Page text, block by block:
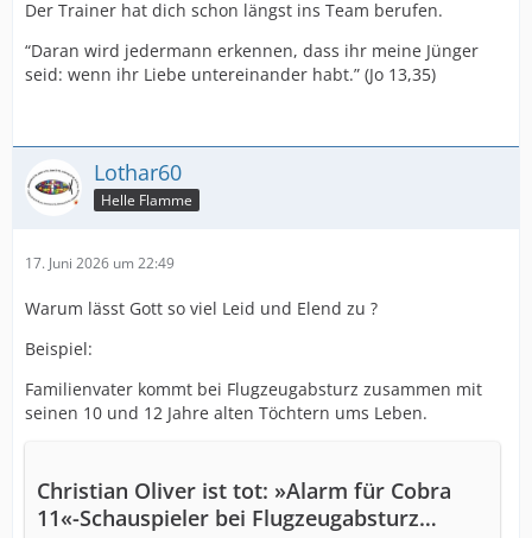
Der Trainer hat dich schon längst ins Team berufen.
“Daran wird jedermann erkennen, dass ihr meine Jünger
seid: wenn ihr Liebe untereinander habt.” (Jo 13,35)
Lothar60
Helle Flamme
17. Juni 2026 um 22:49
Warum lässt Gott so viel Leid und Elend zu ?
Beispiel:
Familienvater kommt bei Flugzeugabsturz zusammen mit
seinen 10 und 12 Jahre alten Töchtern ums Leben.
Christian Oliver ist tot: »Alarm für Cobra
11«-Schauspieler bei Flugzeugabsturz